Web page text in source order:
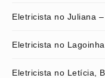
Eletricista no Juliana
Eletricista no
Eletricista no Letícia,